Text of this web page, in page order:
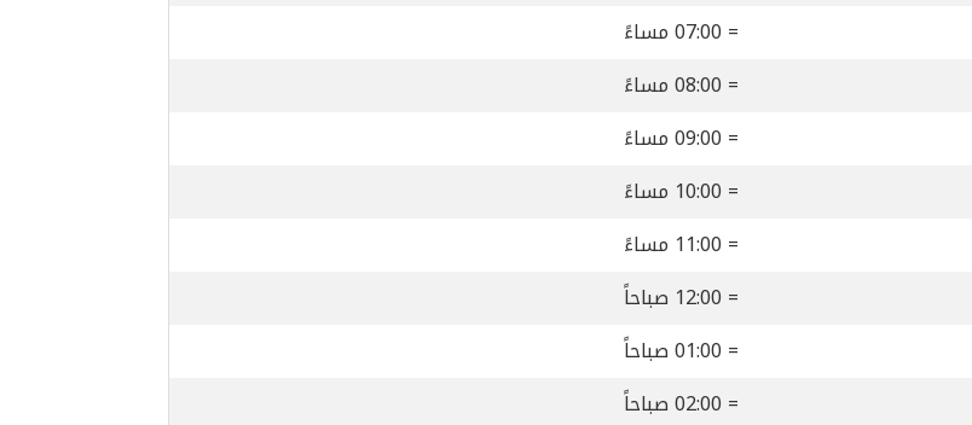
= 07:00 مساءً
= 08:00 مساءً
= 09:00 مساءً
= 10:00 مساءً
= 11:00 مساءً
= 12:00 صباحاً
= 01:00 صباحاً
= 02:00 صباحاً